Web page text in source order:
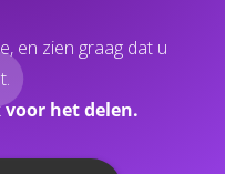
en zien graag dat u
het delen.